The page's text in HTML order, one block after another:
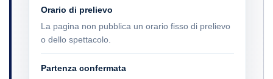
Orario di prelievo
La pagina non pubblica un orario fisso di prelievo
o dello spettacolo.
Partenza confermata